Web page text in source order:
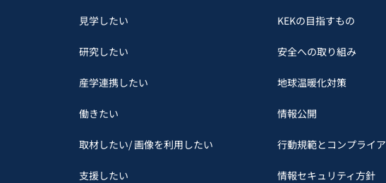
見学したい
研究したい
産学連携したい
働きたい
取材したい/ 画像を利用したい
支援したい
KEKの目指すもの
安全への取り組み
地球温暖化対策
情報公開
行動規範とコンプライ
情報セキュリティ方針